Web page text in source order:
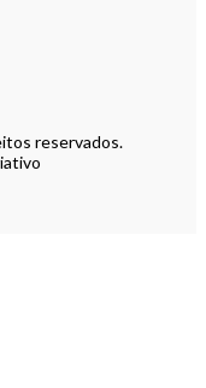
reservados.